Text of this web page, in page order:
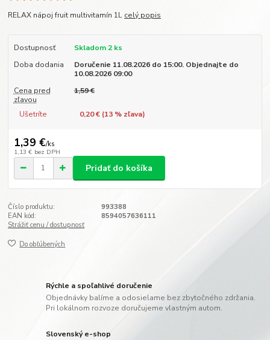
RELAX nápoj fruit multivitamín 1L celý popis
Dostupnosť
Skladom 2 ks
Doba dodania
Doručenie 11.08.2026 do 15:00. Objednajte do
10.08.2026 09:00
Cena pred
zľavou
1,59 €
Ušetríte 0,20 € (13% zľava)
1,39 €/ks
1,13 € bez DPH
Pridať do košíka
Číslo produktu:
993388
EAN kód:
8594057636111
Strážiť cenu / dostupnosť
Do obľúbených
Rýchle a spoľahlivé doručenie
Objednávky balíme a odosielame bez zbytočného zdržania.
Pri lokálnom rozvoze doručujeme vlastným autom.
Slovenský e-shop